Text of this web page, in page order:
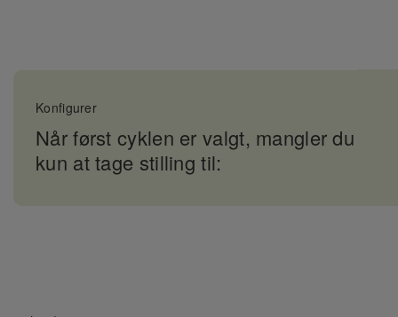
Konfigurer
Når først cyklen er valgt, mangler du
kun at tage stilling til: